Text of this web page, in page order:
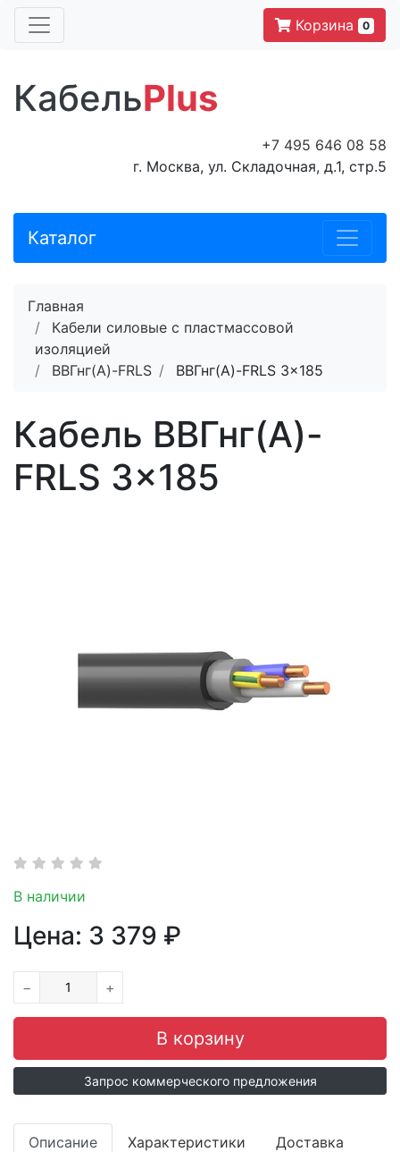
Корзина 0
КабельPlus
+7 495 646 08 58
г. Москва, ул. Складочная, д.1, стр.5
Каталог
Главная
Кабели силовые с пластмассовой
изоляцией
ВВГнг(A)-FRLS
ВВГнг(A)-FRLS 3x185
Кабель ВВГнг(A)-
FRLS 3x185
В наличии
Цена: 3 379 ₽
− +
Запрос коммерческого предложения
Описание Характеристики Доставка